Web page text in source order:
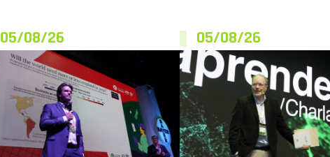
05/08/26 05/08/26